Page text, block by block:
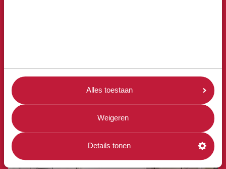
Alles toestaan
Weigeren
Details tonen
en mogelijk nog enkele dagen.